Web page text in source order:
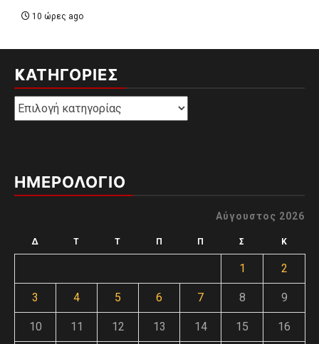
10 ώρες ago
KΑΤΗΓΟΡΊΕΣ
Kατηγορίες
ΗΜΕΡΟΛΟΓΙΟ
Αύγουστος 2026
Δ Τ Τ Π Π Σ Κ
1 2
3 4 5 6 7 8 9
10 11 12 13 14 15 16